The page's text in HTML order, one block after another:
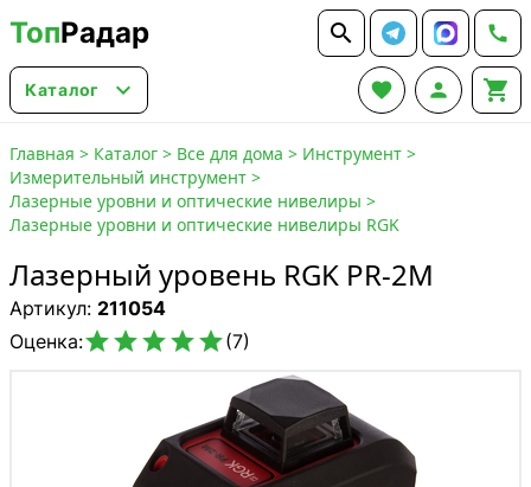
ТопРадар  
Каталог    
Главная > Каталог > Все для дома > Инструмент >
Измерительный инструмент >
Лазерные уровни и оптические нивелиры >
Лазерные уровни и оптические нивелиры RGK
Лазерный уровень RGK PR-2M
Артикул: 211054
Оценка:(7)